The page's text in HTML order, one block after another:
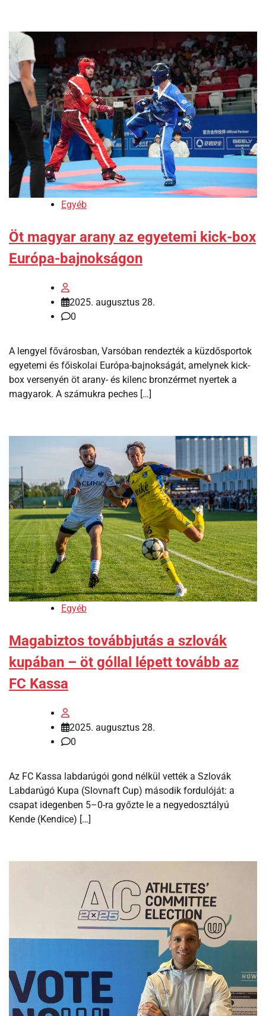
Egyéb
Öt magyar arany az egyetemi kick-box
Európa-bajnokságon
2025. augusztus 28.
0
A lengyel fővárosban, Varsóban rendezték a küzdősportok
egyetemi és főiskolai Európa-bajnokságát, amelynek kick-
box versenyén öt arany- és kilenc bronzérmet nyertek a
magyarok. A számukra peches […]
Egyéb
Magabiztos továbbjutás a szlovák
kupában – öt góllal lépett tovább az
FC Kassa
2025. augusztus 28.
0
Az FC Kassa labdarúgói gond nélkül vették a Szlovák
Labdarúgó Kupa (Slovnaft Cup) második fordulóját: a
csapat idegenben 5–0-ra győzte le a negyedosztályú
Kende (Kendice) […]